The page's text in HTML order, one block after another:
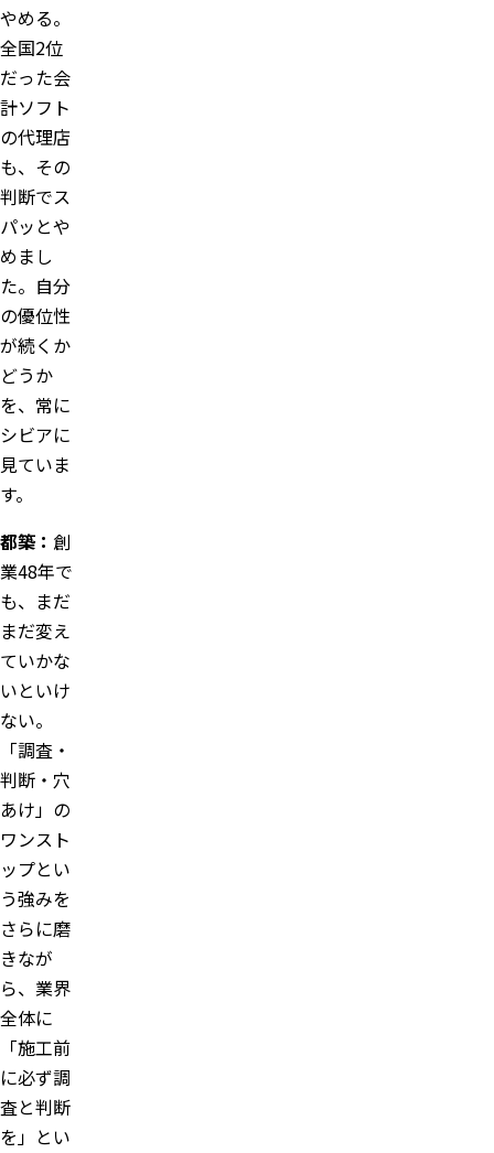
やめる。
全国2位
だった会
計ソフト
の代理店
も、その
判断でス
パッとや
めまし
た。自分
の優位性
が続くか
どうか
を、常に
シビアに
見ていま
す。
都築： 創
業48年で
も、まだ
まだ変え
ていかな
いといけ
ない。
「調査・
判断・穴
あけ」の
ワンスト
ップとい
う強みを
さらに磨
きなが
ら、業界
全体に
「施工前
に必ず調
査と判断
を」とい